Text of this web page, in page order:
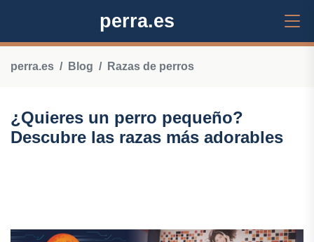
perra.es
perra.es Blog Razas de perros
¿Quieres un perro pequeño?
Descubre las razas más adorables